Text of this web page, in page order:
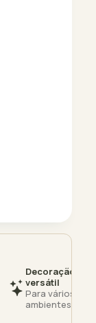
Decoração
versátil
Para vários
ambientes